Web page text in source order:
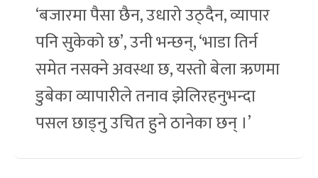
‘बजारमा पैसा छैन, उधारो उठ्दैन, व्यापार
पनि सुकेको छ’, उनी भन्छन्, ‘भाडा तिर्न
समेत नसक्ने अवस्था छ, यस्तो बेला ऋणमा
डुबेका व्यापारीले तनाव झेलिरहनुभन्दा
पसल छाड्नु उचित हुने ठानेका छन् ।’